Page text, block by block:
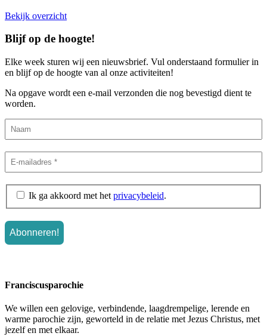
Bekijk overzicht
Blijf op de hoogte!
Elke week sturen wij een nieuwsbrief. Vul onderstaand formulier in
en blijf op de hoogte van al onze activiteiten!
Na opgave wordt een e-mail verzonden die nog bevestigd dient te
worden.
Ik ga akkoord met het privacybeleid.
Franciscusparochie
We willen een gelovige, verbindende, laagdrempelige, lerende en
warme parochie zijn, geworteld in de relatie met Jezus Christus, met
jezelf en met elkaar.